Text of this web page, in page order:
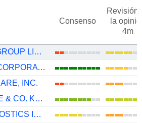
Consenso
Revisión
la
4m
MONASH IVF GROUP LIMITED
CVS HEALTH CORPORATION
INC.
FRESENIUS SE & CO. KGAA
QUEST DIAGNOSTICS INCORPORATED